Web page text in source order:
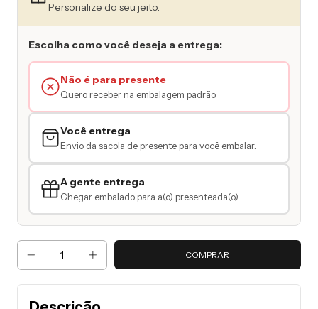
Personalize do seu jeito.
Escolha como você deseja a entrega:
Não é para presente
Quero receber na embalagem padrão.
Você entrega
Envio da sacola de presente para você embalar.
A gente entrega
Chegar embalado para a(o) presenteada(o).